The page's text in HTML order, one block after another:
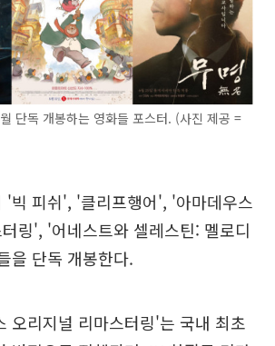
단독 개봉하는 영화들 포스터. (사진 제공 =
'빅 피쉬', '클리프행어', '아마데우스
링', '어네스트와 셀레스틴: 멜로디
을 단독 개봉한다.
오리지널 리마스터링'는 국내 최초